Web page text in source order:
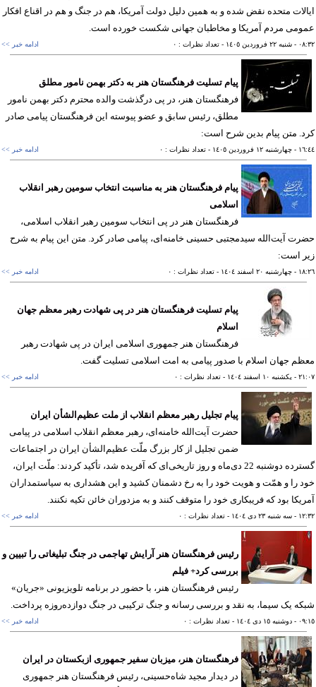
متحده نقض شده و به همین دلیل دولت آمریکا، هم در جنگ و هم در اقناع افکار
مردم آمریکا و مخاطبان جهانی شکست خورده است.
- شنبه ٢٢ فروردين ١٤٠٥ - تعداد نظرات : ٠ ادامه خبر >>
پیام تسلیت فرهنگستان هنر به دکتر بهمن نامور مطلق
فرهنگستان هنر، در پی درگذشت والده محترم دکتر بهمن نامور
مطلق، رئیس سابق و عضو پیوسته این فرهنگستان پیامی صادر
متن پیام بدین شرح است:
- چهارشنبه ١٢ فروردين ١٤٠٥ - تعداد نظرات : ٠ ادامه خبر >>
پیام فرهنگستان هنر به مناسبت انتخاب سومین رهبر انقلاب
اسلامی
فرهنگستان هنر در پی انتخاب سومین رهبر انقلاب اسلامی،
آیت‌الله سیدمجتبی حسینی خامنه‌ای، پیامی صادر کرد. متن این پیام به شرح
است:
- چهارشنبه ٢٠ اسفند ١٤٠٤ - تعداد نظرات : ٠ ادامه خبر >>
پیام تسلیت فرهنگستان هنر در پی شهادت رهبر معظم جهان
اسلام
فرهنگستان هنر جمهوری اسلامی ایران در پی شهادت رهبر
جهان اسلام با صدور پیامی به امت اسلامی تسلیت گفت.
- يکشنبه ١٠ اسفند ١٤٠٤ - تعداد نظرات : ٠ ادامه خبر >>
پیام تجلیل رهبر معظم انقلاب از ملت عظیم‌الشأن ایران
حضرت آیت‌الله خامنه‌ای، رهبر معظم انقلاب اسلامی در پیامی
ضمن تجلیل از کار بزرگ ملّت عظیم‌الشأن ایران در اجتماعات
گسترده دوشنبه 22 دی‌ماه و روز تاریخی‌ای که آفریده شد، تأکید کردند: ملّت ایران،
را و همّت و هویت خود را به رخ دشمنان کشید و این هشداری به سیاستمداران
بود که فریبکاری خود را متوقف کنند و به مزدوران خائن تکیه نکنند.
- سه شنبه ٢٣ دی ١٤٠٤ - تعداد نظرات : ٠ ادامه خبر >>
رئیس فرهنگستان هنر آرایش تهاجمی در جنگ تبلیغاتی را تبیین و
بررسی کرد+ فیلم
رئیس فرهنگستان هنر، با حضور در برنامه تلویزیونی «جریان»
یک سیما، به نقد و بررسی رسانه و جنگ ترکیبی در جنگ دوازده‌روزه پرداخت.
- دوشنبه ١٥ دی ١٤٠٤ - تعداد نظرات : ٠ ادامه خبر >>
فرهنگستان هنر، میزبان سفیر جمهوری ازبکستان در ایران
در دیدار مجید شاه‌حسینی، رئیس فرهنگستان هنر جمهوری